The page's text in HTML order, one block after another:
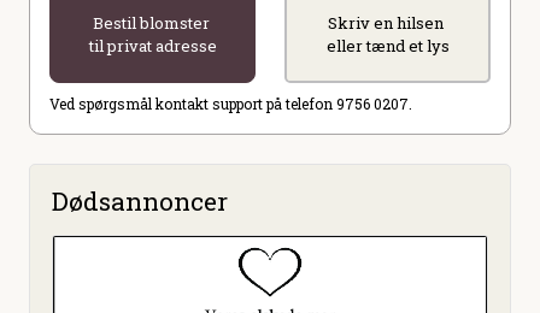
Bestil blomster
til privat adresse
Skriv en hilsen
eller tænd et lys
Ved spørgsmål kontakt support på telefon 9756 0207.
Dødsannoncer